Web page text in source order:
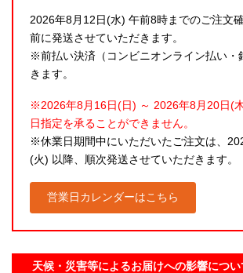
2026年8月12日(水) 午前8時までのご注文
前に発送させていただきます。
※前払い決済（コンビニオンライン払い・
きます。
※2026年8月16日(日) ～ 2026年8月20日(
日指定を承ることができません。
※休業日期間中にいただいたご注文は、
(火) 以降、順次発送させていただきます。
営業日カレンダーはこちら
天候・災害等によるお届けへの影響につい